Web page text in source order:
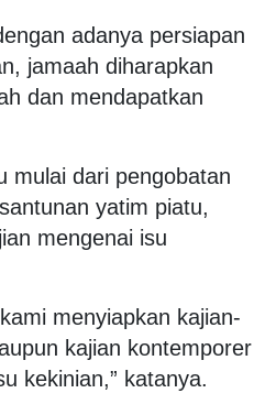
adanya persiapan
jamaah diharapkan
dan mendapatkan
mulai dari pengobatan
yatim piatu,
mengenai isu
menyiapkan kajian-
kajian kontemporer
kekinian,” katanya.